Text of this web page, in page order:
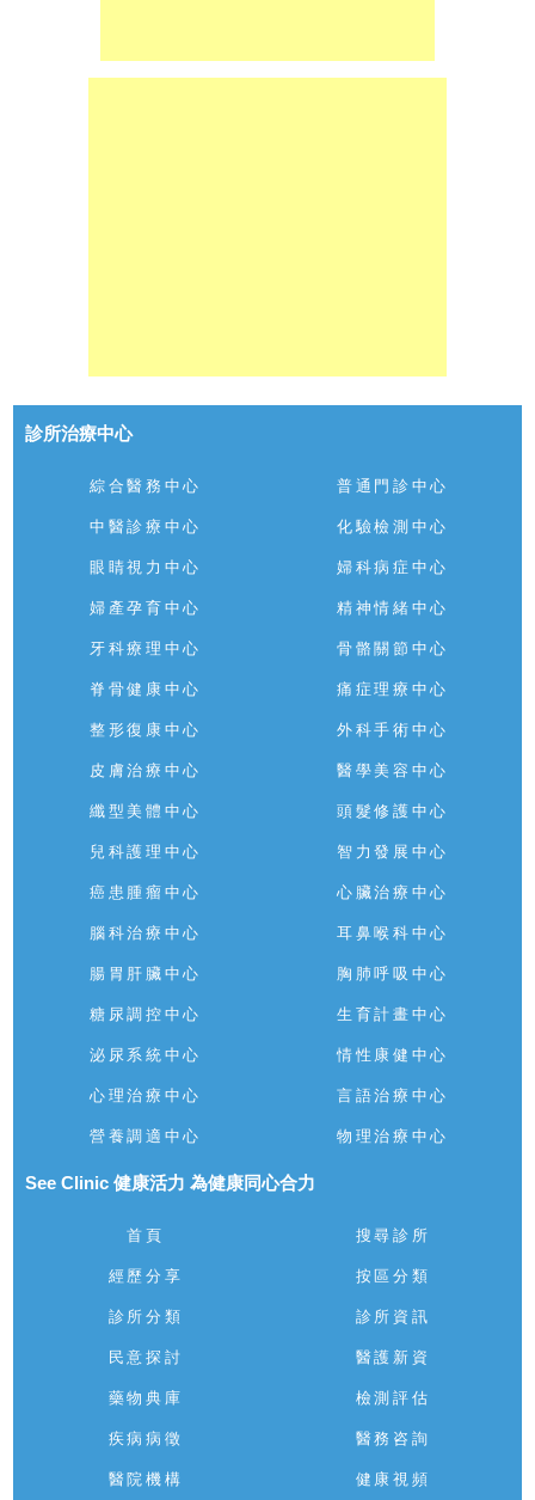
診所治療中心
綜合醫務中心 普通門診中心
中醫診療中心 化驗檢測中心
眼睛視力中心 婦科病症中心
婦產孕育中心 精神情緒中心
牙科療理中心 骨骼關節中心
脊骨健康中心 痛症理療中心
整形復康中心 外科手術中心
皮膚治療中心 醫學美容中心
纖型美體中心 頭髮修護中心
兒科護理中心 智力發展中心
癌患腫瘤中心 心臟治療中心
腦科治療中心 耳鼻喉科中心
腸胃肝臟中心 胸肺呼吸中心
糖尿調控中心 生育計畫中心
泌尿系統中心 情性康健中心
心理治療中心 言語治療中心
營養調適中心 物理治療中心
See Clinic 健康活力 為健康同心合力
首頁 搜尋診所
經歷分享 按區分類
診所分類 診所資訊
民意探討 醫護新資
藥物典庫 檢測評估
疾病病徵 醫務咨詢
醫院機構 健康視頻